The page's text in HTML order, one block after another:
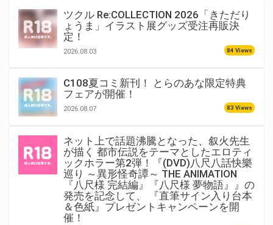
ツクル Re:COLLECTION 2026「きただり
ょうま」イラスト展グッズ受注再販決
定！
2026.08.03 84 Views
C108夏コミ新刊！ とらのあな限定特典
フェアが開催！
2026.08.07 83 Views
ネット上で話題沸騰となった、叙火先生
が描く 都市伝説をテーマとしたエロティ
ックホラー第2弾！『(DVD)八尺八話快樂
巡り ～異形怪奇譚～ THE ANIMATION
『八尺様 完結編』『八尺様 夢物語』』の
発売を記念して、 『直筆サイン入り台本
＆色紙』プレゼントキャンペーンを開
催！